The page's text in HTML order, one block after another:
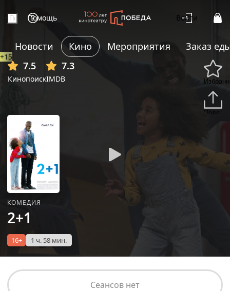
Помощь Войти
Новости Кино Мероприятия
Заказ
7.5
Кинопоиск
7.3
IMDB
+15
КОМЕДИЯ
2+1
16+ 1 ч. 58 мин.
Сеансов нет